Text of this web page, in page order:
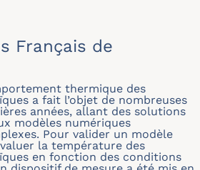
Français de
thermique des
a fait l’objet de nombreuses
années, allant des solutions
modèles numériques
Pour valider un modèle
la température des
en fonction des conditions